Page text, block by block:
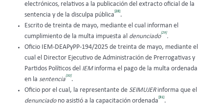
electrónicos, relativos a la publicación del extracto oficial de la
sentencia y de la disculpa pública
[28]
.
Escrito de treinta de mayo, mediante el cual informan el
cumplimiento de la multa impuesta al denunciado
[29]
.
Oficio IEM-DEAPyPP-194/2025 de treinta de mayo, mediante el
cual el Director Ejecutivo de Administración de Prerrogativas y
Partidos Políticos del IEM informa el pago de la multa ordenada
en la sentencia
[30]
.
Oficio por el cual, la representante de SEIMUJERinforma que el
denunciado no asistió a la capacitación ordenada
[31]
.